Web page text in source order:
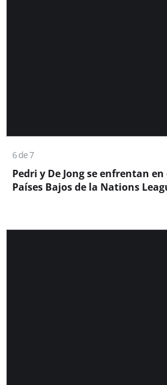
6 de 7
Pedri y De Jong se enfrentan en
Países Bajos de la Nations